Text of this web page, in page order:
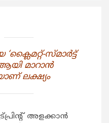
സ്മാര്‍ട്ട്
മാറാന്‍
ലക്ഷ്യം
അളക്കാന്‍